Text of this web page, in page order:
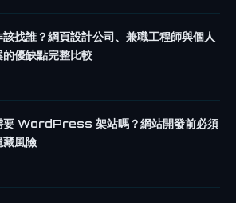
找誰？網頁設計公司、兼職工程師與個人
的優缺點完整比較
要 WordPress 架站嗎？網站開發前必須
藏風險